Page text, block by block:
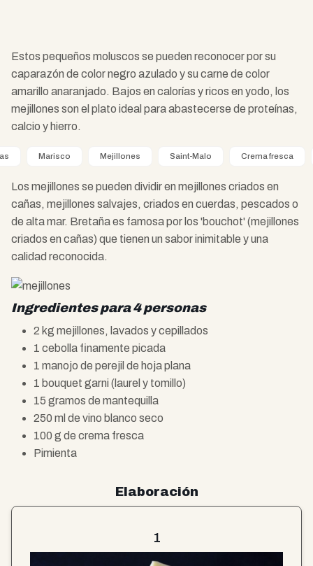
Estos pequeños moluscos se pueden reconocer por su
caparazón de color negro azulado y su carne de color
amarillo anaranjado. Bajos en calorías y ricos en yodo, los
mejillones son el plato ideal para abastecerse de proteínas,
calcio y hierro.
Marisco Mejillones Saint-Malo Crema fresca
Los mejillones se pueden dividir en mejillones criados en
cañas, mejillones salvajes, criados en cuerdas, pescados o
de alta mar. Bretaña es famosa por los 'bouchot' (mejillones
criados en cañas) que tienen un sabor inimitable y una
calidad reconocida.
Ingredientes para 4 personas
2 kg mejillones, lavados y cepillados
1 cebolla finamente picada
1 manojo de perejil de hoja plana
1 bouquet garni (laurel y tomillo)
15 gramos de mantequilla
250 ml de vino blanco seco
100 g de crema fresca
Pimienta
Elaboración
1